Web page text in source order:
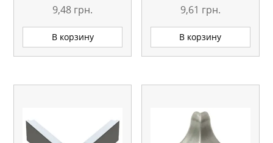
9,48 грн.
В корзину
9,61 грн.
В корзину